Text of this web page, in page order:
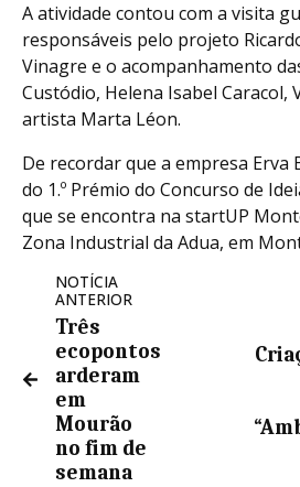
A atividade contou com a visita
responsáveis pelo projeto
Vinagre e o acompanhamento
Custódio, Helena Isabel Caracol,
artista Marta Léon.
De recordar que a empresa Erva
do 1.º Prémio do Concurso de
que se encontra na startUP
Zona Industrial da Adua, em
NOTÍCIA
ANTERIOR
Três
ecopontos
arderam
em
Mourão
no fim de
semana